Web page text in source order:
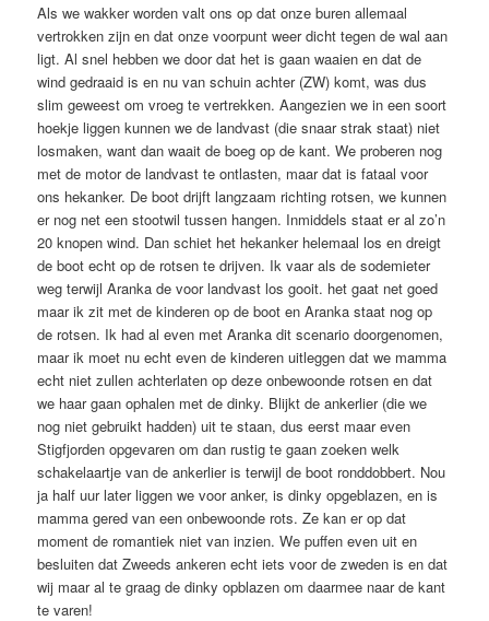
Als we wakker worden valt ons op dat onze buren allemaal
vertrokken zijn en dat onze voorpunt weer dicht tegen de wal aan
ligt. Al snel hebben we door dat het is gaan waaien en dat de
wind gedraaid is en nu van schuin achter (ZW) komt, was dus
slim geweest om vroeg te vertrekken. Aangezien we in een soort
hoekje liggen kunnen we de landvast (die snaar strak staat) niet
losmaken, want dan waait de boeg op de kant. We proberen nog
met de motor de landvast te ontlasten, maar dat is fataal voor
ons hekanker. De boot drijft langzaam richting rotsen, we kunnen
er nog net een stootwil tussen hangen. Inmiddels staat er al zo’n
20 knopen wind. Dan schiet het hekanker helemaal los en dreigt
de boot echt op de rotsen te drijven. Ik vaar als de sodemieter
weg terwijl Aranka de voor landvast los gooit. het gaat net goed
maar ik zit met de kinderen op de boot en Aranka staat nog op
de rotsen. Ik had al even met Aranka dit scenario doorgenomen,
maar ik moet nu echt even de kinderen uitleggen dat we mamma
echt niet zullen achterlaten op deze onbewoonde rotsen en dat
we haar gaan ophalen met de dinky. Blijkt de ankerlier (die we
nog niet gebruikt hadden) uit te staan, dus eerst maar even
Stigfjorden opgevaren om dan rustig te gaan zoeken welk
schakelaartje van de ankerlier is terwijl de boot ronddobbert. Nou
ja half uur later liggen we voor anker, is dinky opgeblazen, en is
mamma gered van een onbewoonde rots. Ze kan er op dat
moment de romantiek niet van inzien. We puffen even uit en
besluiten dat Zweeds ankeren echt iets voor de zweden is en dat
wij maar al te graag de dinky opblazen om daarmee naar de kant
te varen!